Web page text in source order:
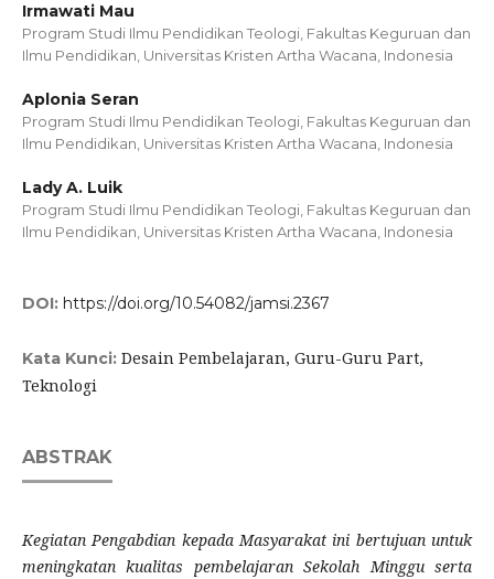
Irmawati Mau
Program Studi Ilmu Pendidikan Teologi, Fakultas Keguruan dan
Ilmu Pendidikan, Universitas Kristen Artha Wacana, Indonesia
Aplonia Seran
Program Studi Ilmu Pendidikan Teologi, Fakultas Keguruan dan
Ilmu Pendidikan, Universitas Kristen Artha Wacana, Indonesia
Lady A. Luik
Program Studi Ilmu Pendidikan Teologi, Fakultas Keguruan dan
Ilmu Pendidikan, Universitas Kristen Artha Wacana, Indonesia
DOI: https://doi.org/10.54082/jamsi.2367
Kata Kunci: Desain Pembelajaran, Guru-Guru Part,
Teknologi
ABSTRAK
Kegiatan Pengabdian kepada Masyarakat ini bertujuan untuk
meningkatan kualitas pembelajaran Sekolah Minggu serta